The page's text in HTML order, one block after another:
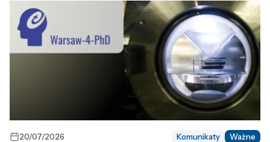
20/07/2026 Komunikaty Ważne